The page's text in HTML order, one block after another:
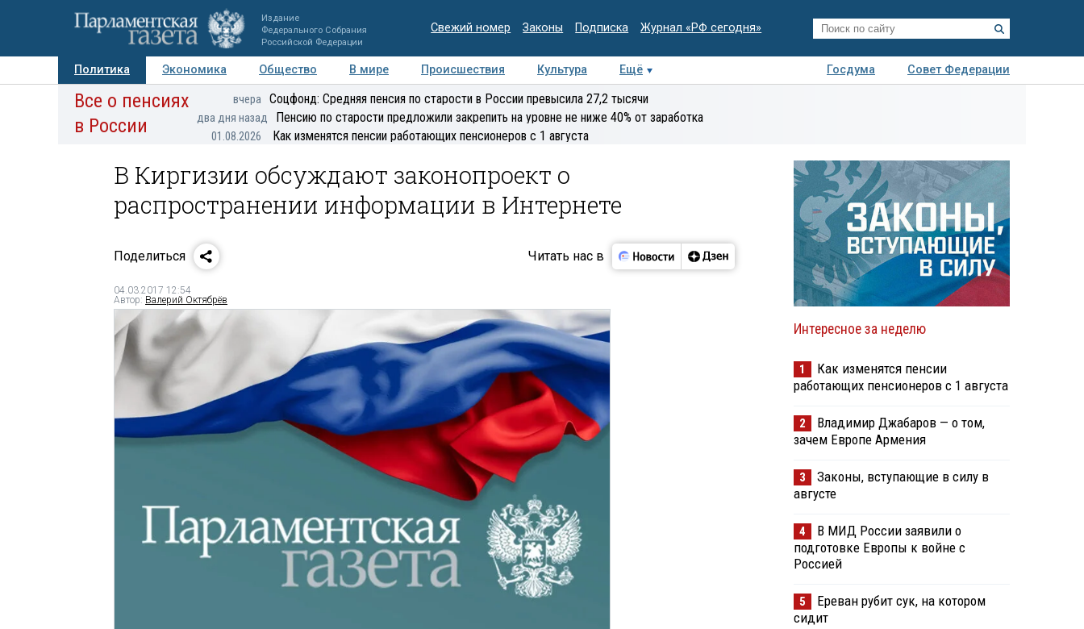
Издание
Федерального Собрания
Российской Федерации
Свежий номер Законы Подписка Журнал «РФ сегодня»
Политика Экономика Общество В мире Происшествия Культура Ещё Госдума
Совет Федерации
Авторы Персоны Мнения Регионы Медиацентр Интервью Колумнисты
экспертиза
Все о пенсиях
в России
вчера Соцфонд: Средняя пенсия по старости в России превысила 27,2 тысячи
два дня назад Пенсию по старости предложили закрепить на уровне не ниже 40% от заработка
01.08.2026 Как изменятся пенсии работающих пенсионеров с 1 августа
В Киргизии обсуждают законопроект о
распространении информации в Интернете
Поделиться Читать нас в
04.03.2017 12:54
Автор: Валерий Октябрёв
Интересное за неделю
1
Как изменятся пенсии
работающих пенсионеров с 1 августа
2
Владимир Джабаров — о том,
зачем Европе Армения
3
Законы, вступающие в силу в
августе
4
В МИД России заявили о
подготовке Европы к войне с
Россией
5
Ереван рубит сук, на котором
сидит